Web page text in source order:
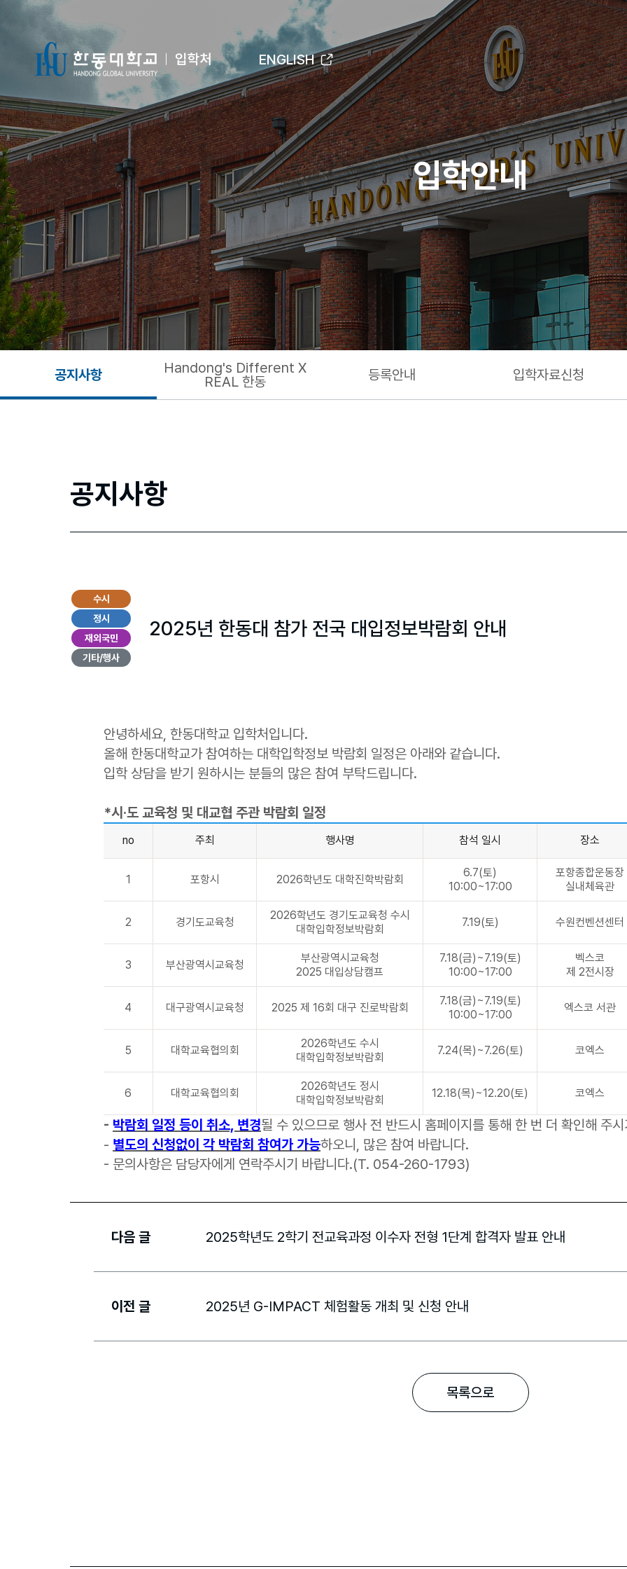
ENGLISH
입학안내
공지사항
Handong's Different X
REAL 한동
등록안내 입학자료신청
공지사항
수시
정시
재외국민
기타/행사
2025년 한동대 참가 전국 대입정보박람회 안내
안녕하세요, 한동대학교 입학처입니다.
올해 한동대학교가 참여하는 대학입학정보 박람회 일정은 아래와 같습니다.
입학 상담을 받기 원하시는 분들의 많은 참여 부탁드립니다.
*시·도 교육청 및 대교협 주관 박람회 일정
no 주최 행사명 참석 일시 장소
1 포항시 2026학년도 대학진학박람회
6.7(토)
10:00~17:00
포항종합운동장
실내체육관
2 경기도교육청
2026학년도 경기도교육청 수시
대학입학정보박람회
7.19(토) 수원컨벤션센터
3 부산광역시교육청
부산광역시교육청
2025 대입상담캠프
7.18(금)~7.19(토)
10:00~17:00
벡스코
제 2전시장
4 대구광역시교육청 2025 제 16회 대구 진로박람회
7.18(금)~7.19(토)
10:00~17:00
엑스코 서관
5 대학교육협의회
2026학년도 수시
대학입학정보박람회
7.24(목)~7.26(토) 코엑스
6 대학교육협의회
2026학년도 정시
대학입학정보박람회
12.18(목)~12.20(토) 코엑스
- 박람회 일정 등이 취소, 변경될 수 있으므로 행사 전 반드시 홈페이지를 통해 한 번 더 확인해 주
- 별도의 신청없이 각 박람회 참여가 가능하오니, 많은 참여 바랍니다.
- 문의사항은 담당자에게 연락주시기 바랍니다.(T. 054-260-1793)
다음 글 2025학년도 2학기 전교육과정 이수자 전형 1단계 합격자 발표 안내
이전 글 2025년 G-IMPACT 체험활동 개최 및 신청 안내
목록으로